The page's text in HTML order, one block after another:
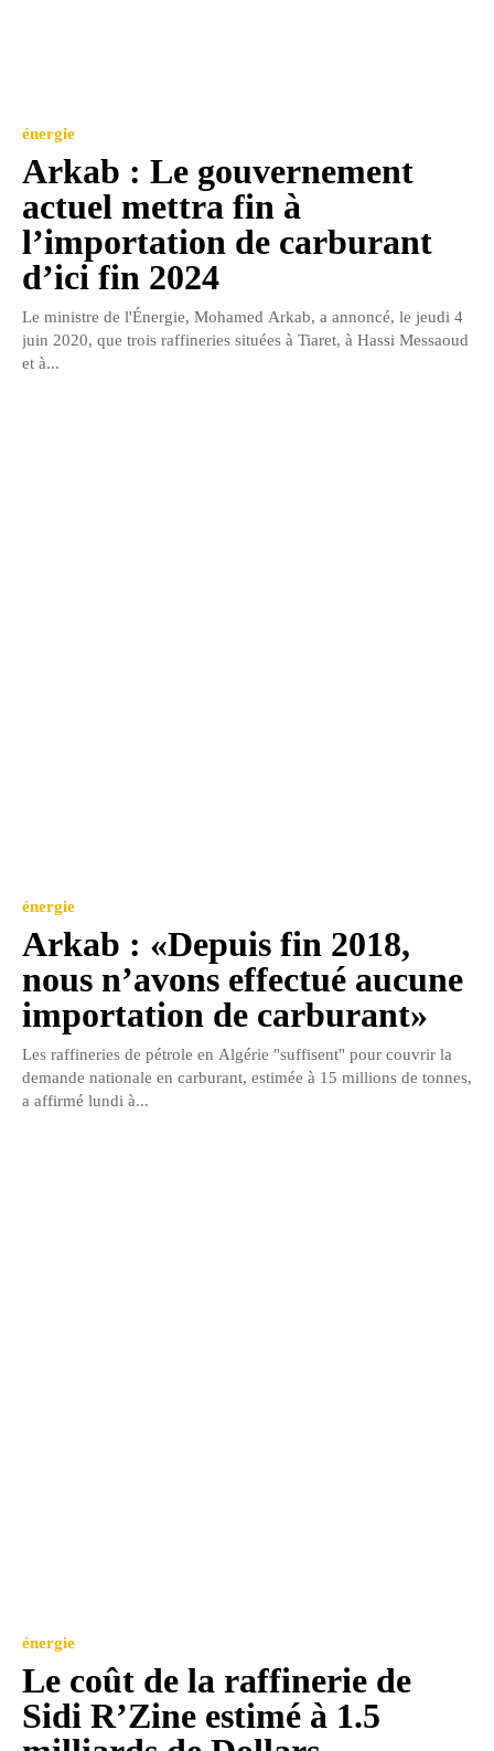
énergie
Arkab : Le gouvernement
actuel mettra fin à
l’importation de carburant
d’ici fin 2024
Le ministre de l'Énergie, Mohamed Arkab, a annoncé, le jeudi 4
juin 2020, que trois raffineries situées à Tiaret, à Hassi Messaoud
et à...
énergie
Arkab : «Depuis fin 2018,
nous n’avons effectué aucune
importation de carburant»
Les raffineries de pétrole en Algérie "suffisent" pour couvrir la
demande nationale en carburant, estimée à 15 millions de tonnes,
a affirmé lundi à...
énergie
Le coût de la raffinerie de
Sidi R’Zine estimé à 1.5